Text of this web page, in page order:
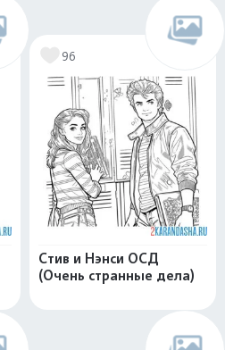
96
Стив и Нэнси ОСД
(Очень странные дела)